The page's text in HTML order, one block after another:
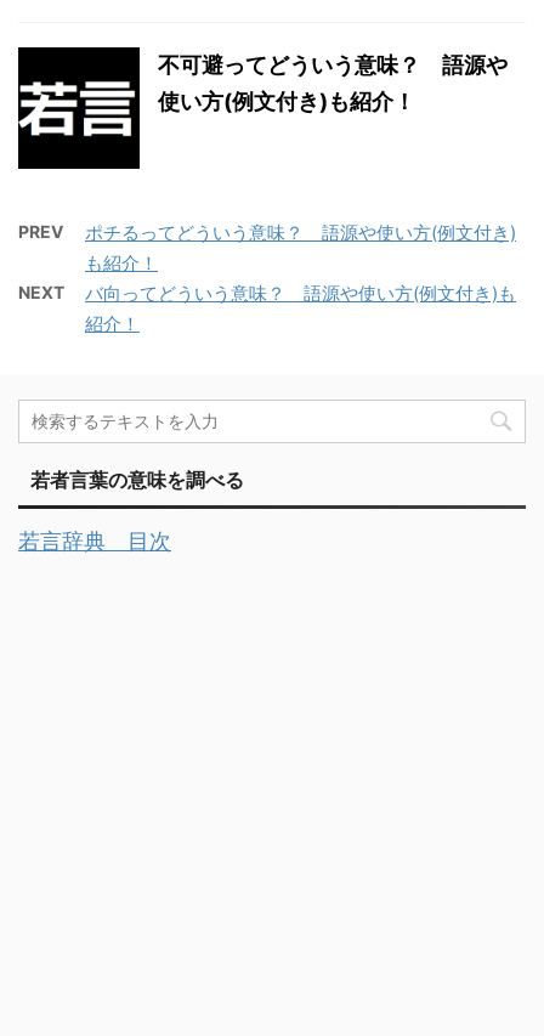
不可避ってどういう意味？ 語源や
使い方(例文付き)も紹介！
PREV
ポチるってどういう意味？ 語源や使い方(例文付き)
も紹介！
NEXT
バ向ってどういう意味？ 語源や使い方(例文付き)も
紹介！
若者言葉の意味を調べる
若言辞典 目次